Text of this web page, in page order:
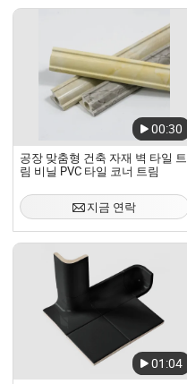
00:30
공장 맞춤형 건축 자재 벽 타일 트
림 비닐 PVC 타일 코너 트림
지금 연락
01:04